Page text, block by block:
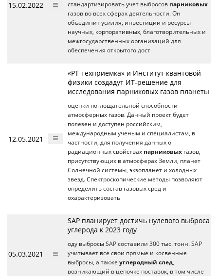
15.02.2022
стандартизировать учет выбросов парниковых
газов во всех сферах деятельности. Он
объединит усилия, инвестиции и ресурсы
научных, корпоративных, благотворительных и
межгосударственных организаций для
обеспечения открытого дост
12.05.2021
«РТ-техприемка» и Институт квантовой
физики создадут ИТ-решение для
исследования парниковых газов планеты
оценки поглощательной способности
атмосферных газов. Данный проект будет
полезен и доступен российским,
международным ученым и специалистам, в
частности, для получения данных о
радиационных свойствах парниковых газов,
присутствующих в атмосферах Земли, планет
Солнечной системы, экзопланет и холодных
звезд. Спектроскопические методы позволяют
определить состав газовых сред и
охарактеризовать
05.03.2021
SAP планирует достичь нулевого выброса
углерода к 2023 году
оду выбросы SAP составили 300 тыс. тонн. SAP
учитывает все свои прямые и косвенные
выбросы, а также углеродный след,
возникающий в цепочке поставок, в том числе